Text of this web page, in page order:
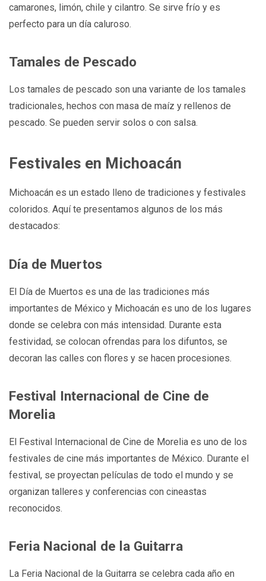
camarones, limón, chile y cilantro. Se sirve frío y es
perfecto para un día caluroso.
Tamales de Pescado
Los tamales de pescado son una variante de los tamales
tradicionales, hechos con masa de maíz y rellenos de
pescado. Se pueden servir solos o con salsa.
Festivales en Michoacán
Michoacán es un estado lleno de tradiciones y festivales
coloridos. Aquí te presentamos algunos de los más
destacados:
Día de Muertos
El Día de Muertos es una de las tradiciones más
importantes de México y Michoacán es uno de los lugares
donde se celebra con más intensidad. Durante esta
festividad, se colocan ofrendas para los difuntos, se
decoran las calles con flores y se hacen procesiones.
Festival Internacional de Cine de
Morelia
El Festival Internacional de Cine de Morelia es uno de los
festivales de cine más importantes de México. Durante el
festival, se proyectan películas de todo el mundo y se
organizan talleres y conferencias con cineastas
reconocidos.
Feria Nacional de la Guitarra
La Feria Nacional de la Guitarra se celebra cada año en